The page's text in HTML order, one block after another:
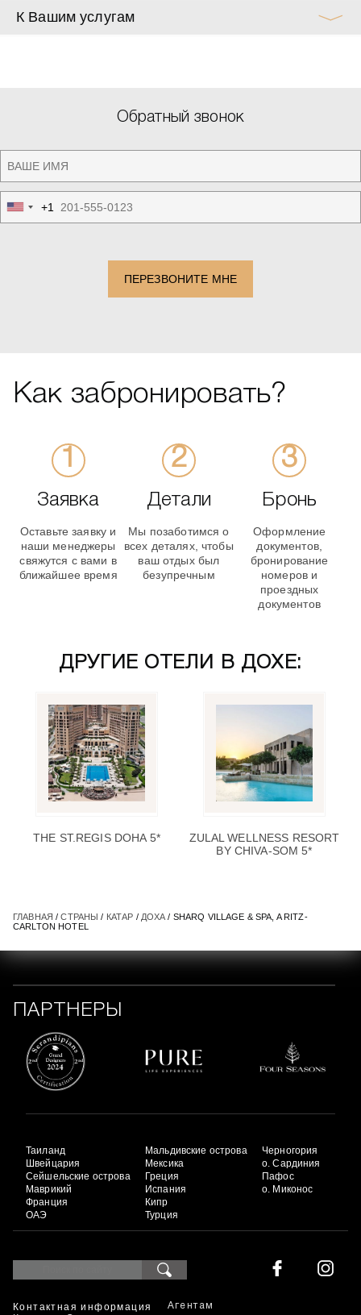
К Вашим услугам
Обратный звонок
United
States
+1
ПЕРЕЗВОНИТЕ МНЕ
Как забронировать?
Заявка
Оставьте заявку и
наши менеджеры
свяжутся с вами в
ближайшее время
Детали
Мы позаботимся о
всех деталях, чтобы
ваш отдых был
безупречным
Бронь
Оформление
документов,
бронирование
номеров и
проездных
документов
ДРУГИЕ ОТЕЛИ В ДОХЕ:
THE ST.REGIS DOHA 5*
ZULAL WELLNESS RESORT
BY CHIVA-SOM 5*
ГЛАВНАЯ /СТРАНЫ / КАТАР / ДОХА / SHARQ VILLAGE & SPA, A RITZ-
CARLTON HOTEL
ПАРТНЕРЫ
Таиланд
Швейцария
Сейшельские острова
Маврикий
Франция
ОАЭ
Мальдивские острова
Мексика
Греция
Испания
Кипр
Турция
Черногория
о. Сардиния
Пафос
о. Миконос
Контактная информация
Агентам